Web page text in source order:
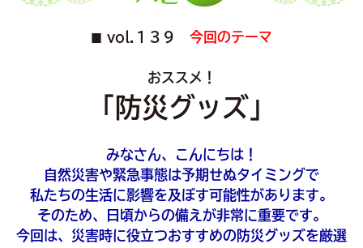
vol.１３９ 今回のテーマ
おススメ！
「防災グッズ」
みなさん、こんにちは！
自然災害や緊急事態は予期せぬタイミングで
私たちの生活に影響を及ぼす可能性があります。
そのため、日頃からの備えが非常に重要です。
今回は、災害時に役立つおすすめの防災グッズを厳選